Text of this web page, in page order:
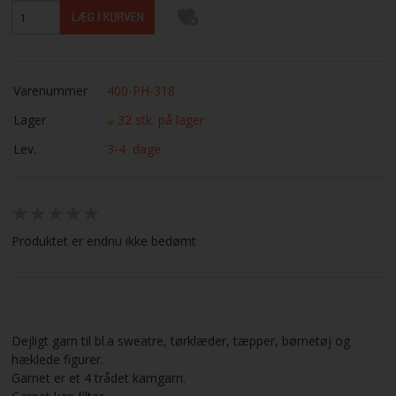
Varenummer
400-PH-318
Lager
32 stk. på lager
Lev.
3-4 dage
Produktet er endnu ikke bedømt
Dejligt garn til bl.a sweatre, tørklæder, tæpper, børnetøj og
hæklede figurer.
Garnet er et 4 trådet kamgarn.